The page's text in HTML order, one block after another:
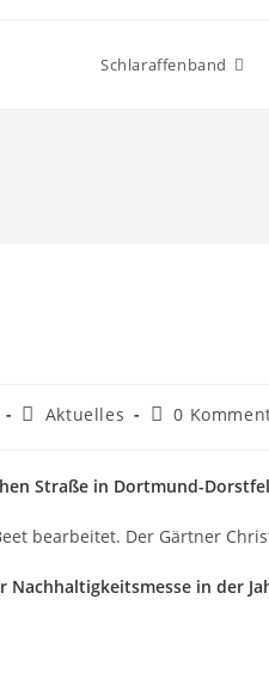
Schlaraffenband
Beitrags-
Aktuelles
Beitrags-
0
Straße in Dortmund-
bearbeitet. Der Gärtner
Nachhaltigkeitsmesse in der